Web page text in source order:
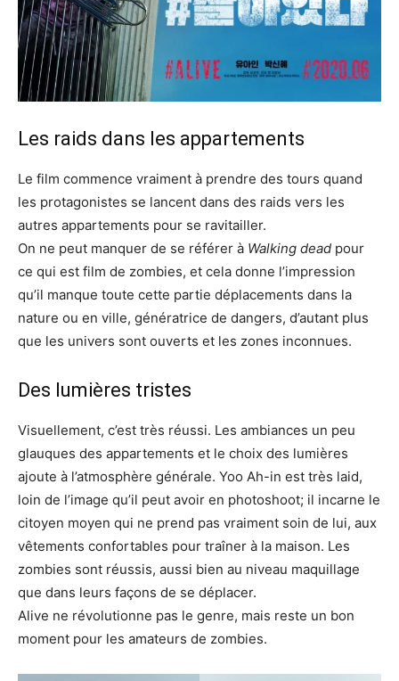
Les raids dans les appartements
Le film commence vraiment à prendre des tours quand
les protagonistes se lancent dans des raids vers les
autres appartements pour se ravitailler.
On ne peut manquer de se référer à Walking dead pour
ce qui est film de zombies, et cela donne l’impression
qu’il manque toute cette partie déplacements dans la
nature ou en ville, génératrice de dangers, d’autant plus
que les univers sont ouverts et les zones inconnues.
Des lumières tristes
Visuellement, c’est très réussi. Les ambiances un peu
glauques des appartements et le choix des lumières
ajoute à l’atmosphère générale. Yoo Ah-in est très laid,
loin de l’image qu’il peut avoir en photoshoot; il incarne le
citoyen moyen qui ne prend pas vraiment soin de lui, aux
vêtements confortables pour traîner à la maison. Les
zombies sont réussis, aussi bien au niveau maquillage
que dans leurs façons de se déplacer.
Alive ne révolutionne pas le genre, mais reste un bon
moment pour les amateurs de zombies.